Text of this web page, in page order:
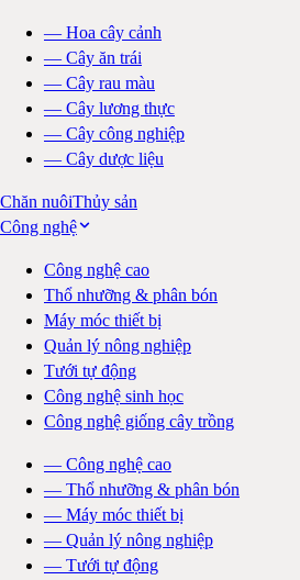
— Hoa cây cảnh
— Cây ăn trái
— Cây rau màu
— Cây lương thực
— Cây công nghiệp
— Cây dược liệu
Chăn nuôiThủy sản
Công nghệ
Công nghệ cao
Thổ nhưỡng & phân bón
Máy móc thiết bị
Quản lý nông nghiệp
Tưới tự động
Công nghệ sinh học
Công nghệ giống cây trồng
— Công nghệ cao
— Thổ nhưỡng & phân bón
— Máy móc thiết bị
— Quản lý nông nghiệp
— Tưới tự động